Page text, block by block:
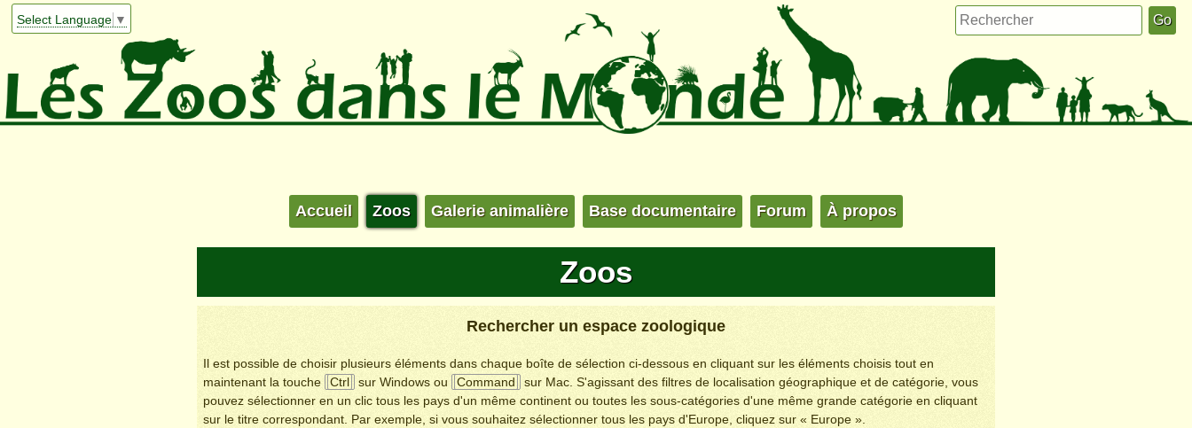
Select Language ▼
Accueil Zoos Galerie animalière Base documentaire Forum À propos
Zoos
Rechercher un espace zoologique
Il est possible de choisir plusieurs éléments dans chaque boîte de sélection ci-dessous en cliquant sur les éléments choisis tout en
maintenant la touche
Ctrl sur Windows ou Command
sur Mac. S'agissant des filtres de localisation géographique et de catégorie, vous
pouvez sélectionner en un clic tous les pays d'un même continent ou toutes les sous-catégories d'une même grande catégorie en cliquant
sur le titre correspondant. Par exemple, si vous souhaitez sélectionner tous les pays d'Europe, cliquez sur « Europe ».